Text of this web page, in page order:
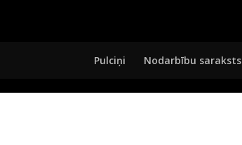
Pulciņi Nodarbību saraksts